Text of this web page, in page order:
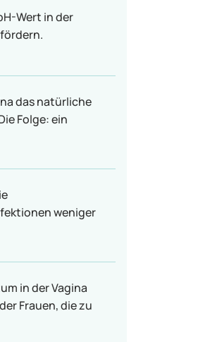
Wert in der
das natürliche
Folge: ein
weniger
in der Vagina
Frauen, die zu